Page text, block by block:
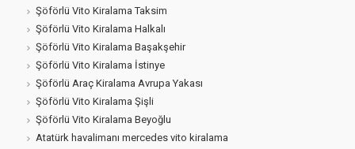
Şöförlü Vito Kiralama Taksim
Şöförlü Vito Kiralama Halkalı
Şöförlü Vito Kiralama Başakşehir
Şöförlü Vito Kiralama İstinye
Şöförlü Araç Kiralama Avrupa Yakası
Şöförlü Vito Kiralama Şişli
Şöförlü Vito Kiralama Beyoğlu
Atatürk havalimanı mercedes vito kiralama